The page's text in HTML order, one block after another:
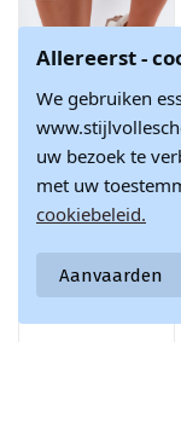
Zachte sneakers
dames Big Star
RR274896 HI-POLY
SYSTEM wit-grijze
€ 146,12
€ 171,90
Allereerst -
We gebruiken
uw bezoek te
met uw
cookiebeleid.
Aanvaarden